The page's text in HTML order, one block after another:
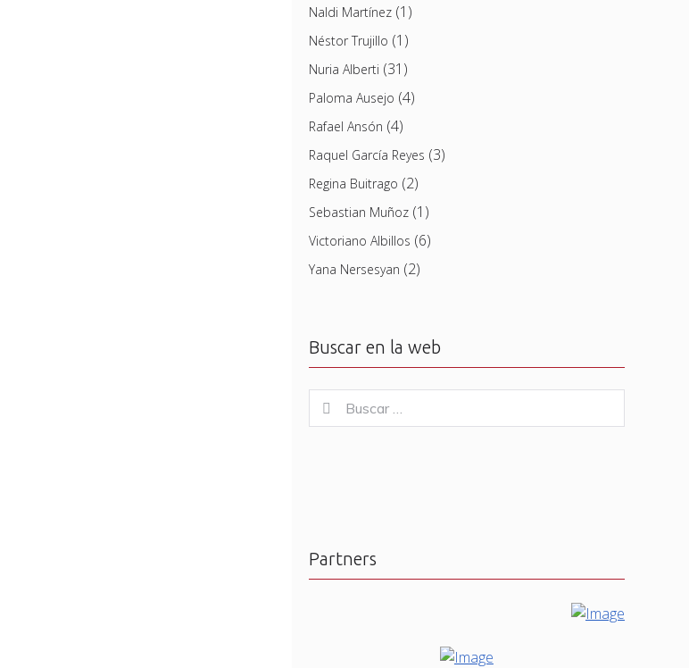
Naldi Martínez(1)
Néstor Trujillo (1)
Nuria Alberti (31)
Paloma Ausejo (4)
Rafael Ansón (4)
Raquel García Reyes (3)
Regina Buitrago (2)
Sebastian Muñoz(1)
Victoriano Albillos (6)
Yana Nersesyan (2)
Buscar en la web
for:
Buscar
Partners